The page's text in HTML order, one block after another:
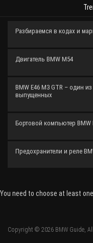
Разбираемся в кодах и
Двигатель BMW M54
BMW E46 M3 GTR – один
выпущенных
Бортовой компьютер BMW
Предохранители и реле
You need to choose at least
Copyright © 2026 BMW Guide, All